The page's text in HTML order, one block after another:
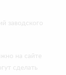
заводского
на сайте
сделать